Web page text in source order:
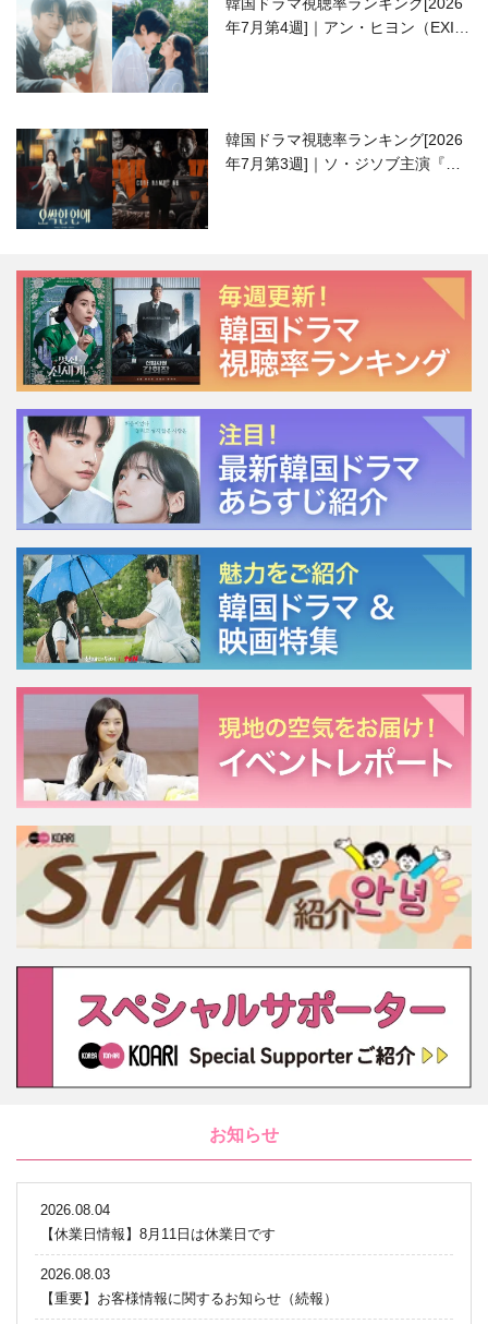
年7月第4週]｜アン・ヒヨン（EXID
韓国ドラマ視聴率ランキング[2026
年7月第3週]｜ソ・ジソブ主演『エ
お知らせ
2026.08.04
【休業日情報】8月11日は休業日です
2026.08.03
【重要】お客様情報に関するお知らせ（続報）